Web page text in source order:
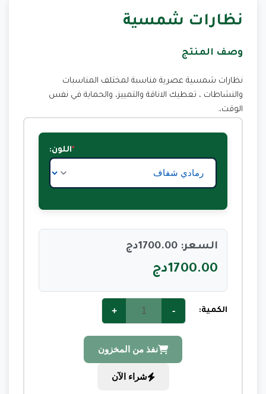
نظارات شمسية
وصف المنتج
نظارات شمسية عصرية مناسبة لمختلف المناسبات
والنشاطات ، تعطيك الاناقة والتمييز، والحماية في نفس
الوقت،.
اللون:
السعر: 1700.00دج
1700.00دج
الكمية: + -
نفذ من المخزون
شراء الآن